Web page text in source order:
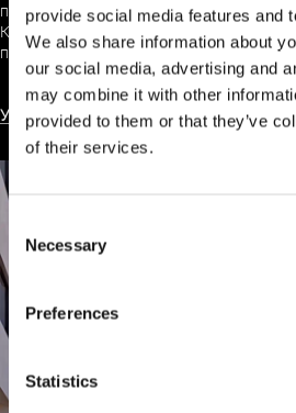
provide social media features and
We also share information about
our social media, advertising and
may combine it with other
provided to them or that they’ve
of their services.
Selection
Necessary
Preferences
Statistics
поездки, так и для приятного отдыха в
Кипра. Позвольте нам сопровождать
путешествии в мир NYX!
УЗНАТЬ БОЛЬШЕ